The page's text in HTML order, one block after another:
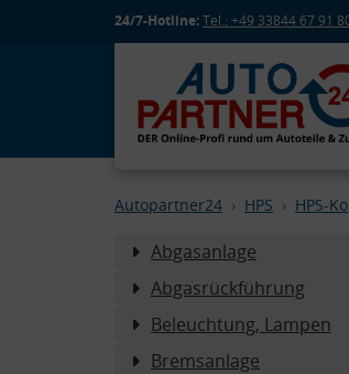
24/7-Hotline:Tel.: +49 33844 67 91
Autopartner24 HPS HPS-
Abgasanlage
Abgasrückführung
Beleuchtung, Lampen
Bremsanlage